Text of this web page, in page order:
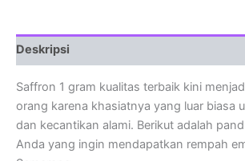
Deskripsi
Saffron 1 gram kualitas terbaik kini
orang karena khasiatnya yang luar biasa
dan kecantikan alami. Berikut adalah
Anda yang ingin mendapatkan rempah